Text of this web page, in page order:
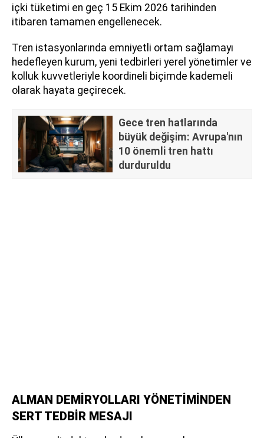
içki tüketimi en geç 15 Ekim 2026 tarihinden
itibaren tamamen engellenecek.
Tren istasyonlarında emniyetli ortam sağlamayı
hedefleyen kurum, yeni tedbirleri yerel yönetimler ve
kolluk kuvvetleriyle koordineli biçimde kademeli
olarak hayata geçirecek.
Gece tren hatlarında
büyük değişim: Avrupa'nın
10 önemli tren hattı
durduruldu
ALMAN DEMİRYOLLARI YÖNETİMİNDEN
SERT TEDBİR MESAJI